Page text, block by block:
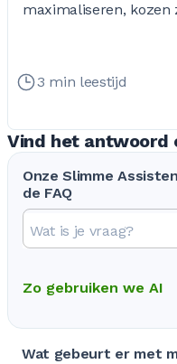
maximaliseren, kozen
3 min leestijd
Vind het antwoord
Onze Slimme
de FAQ
Zo gebruiken we AI
Wat gebeurt er met